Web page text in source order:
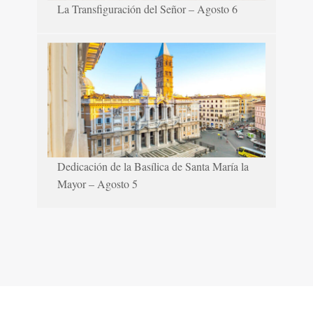
La Transfiguración del Señor – Agosto 6
Dedicación de la Basílica de Santa María la
Mayor – Agosto 5